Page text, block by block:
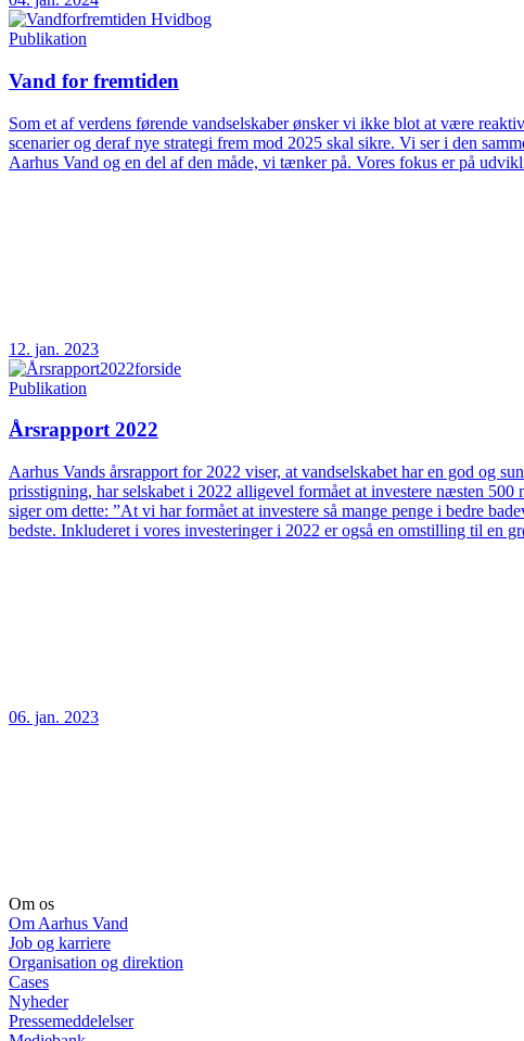
Publikation
Vand for fremtiden
Som et af verdens førende vandselskaber ønsker vi ikke blot at være
scenarier og deraf nye strategi frem mod 2025 skal sikre. Vi ser i den
Aarhus Vand og en del af den måde, vi tænker på. Vores fokus er på
12. jan. 2023
Publikation
Årsrapport 2022
Aarhus Vands årsrapport for 2022 viser, at vandselskabet har en god og
prisstigning, har selskabet i 2022 alligevel formået at investere næsten
siger om dette: ”At vi har formået at investere så mange penge i bedre
bedste. Inkluderet i vores investeringer i 2022 er også en omstilling til en
06. jan. 2023
Om os
Om Aarhus Vand
Job og karriere
Organisation og direktion
Cases
Nyheder
Pressemeddelelser